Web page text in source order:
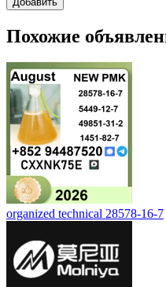
Похожие
organized technical 28578-16-7